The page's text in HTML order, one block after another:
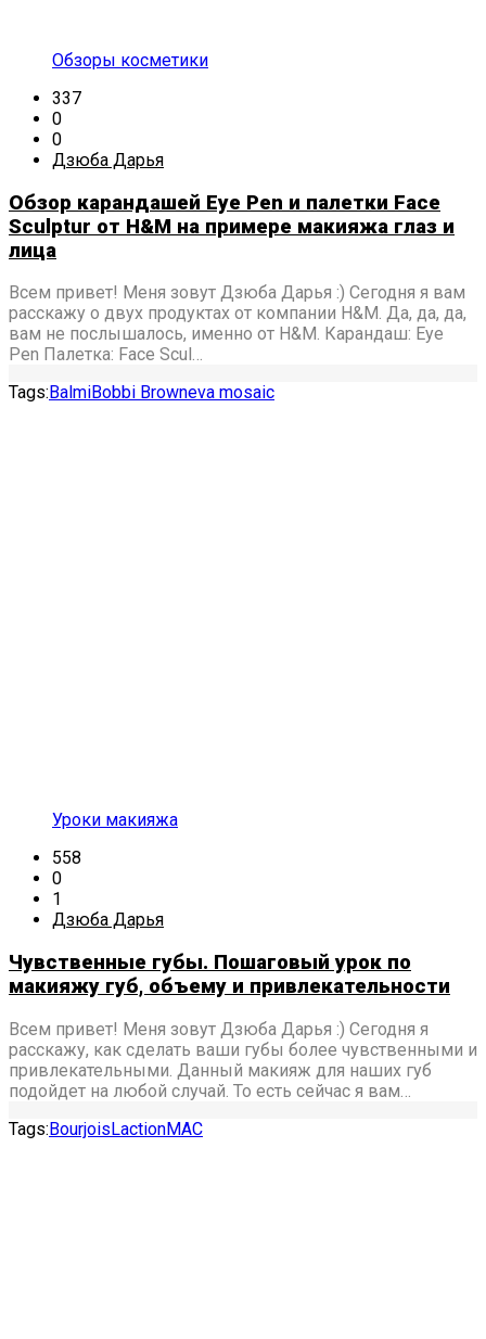
Обзоры косметики
337
0
0
Дзюба Дарья
Обзор карандашей Eye Pen и палетки Face
Sculptur от H&M на примере макияжа глаз и
лица
Всем привет! Меня зовут Дзюба Дарья :) Сегодня я вам
расскажу о двух продуктах от компании H&M. Да, да, да,
вам не послышалось, именно от H&M. Карандаш: Eye
Pen Палетка: Face Scul…
Tags: BalmiBobbi Browneva mosaic
Уроки макияжа
558
0
1
Дзюба Дарья
Чувственные губы. Пошаговый урок по
макияжу губ, объему и привлекательности
Всем привет! Меня зовут Дзюба Дарья :) Сегодня я
расскажу, как сделать ваши губы более чувственными и
привлекательными. Данный макияж для наших губ
подойдет на любой случай. То есть сейчас я вам…
Tags:BourjoisLactionMAC